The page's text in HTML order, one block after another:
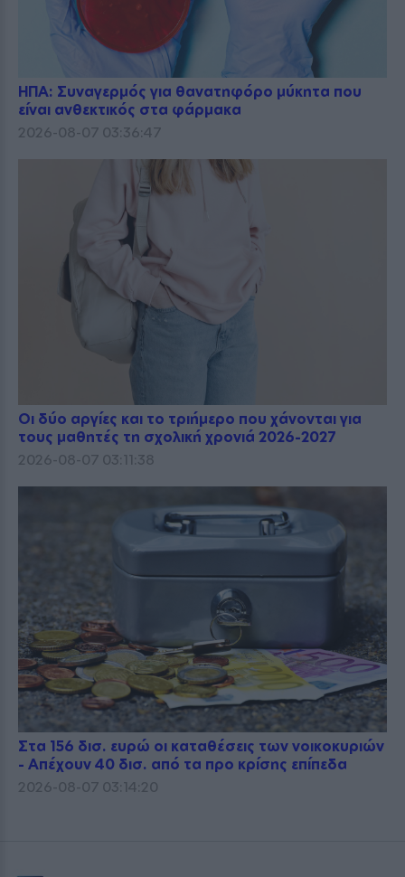
ΗΠΑ: Συναγερμός για θανατηφόρο μύκητα που
είναι ανθεκτικός στα φάρμακα
2026-08-07 03:36:47
Οι δύο αργίες και το τριήμερο που χάνονται για
τους μαθητές τη σχολική χρονιά 2026-2027
2026-08-07 03:11:38
Στα 156 δισ. ευρώ οι καταθέσεις των νοικοκυριών
- Απέχουν 40 δισ. από τα προ κρίσης επίπεδα
2026-08-07 03:14:20